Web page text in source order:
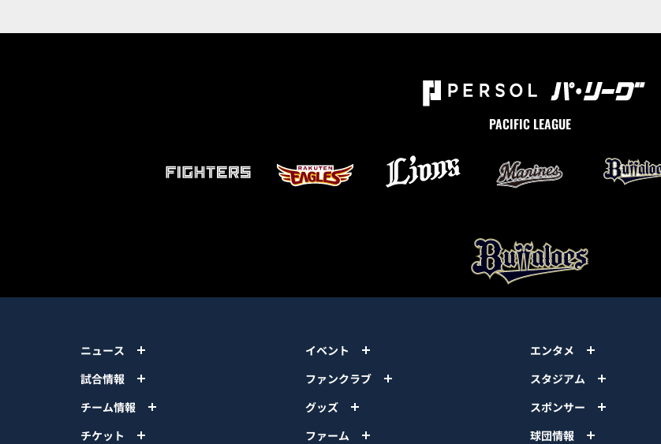
PACIFIC LEAGUE
ニュース
試合情報
チーム情報
チケット
イベント
ファンクラブ
グッズ
ファーム
エンタメ
スタジアム
スポンサー
球団情報